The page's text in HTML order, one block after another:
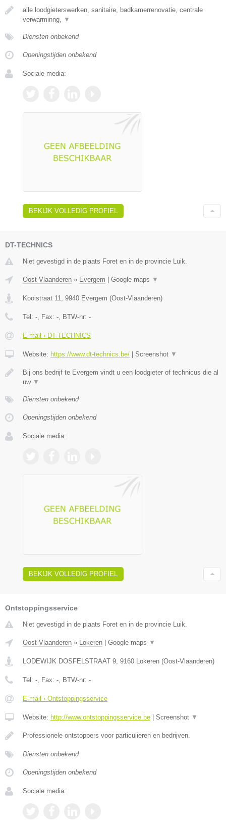
alle loodgieterswerken, sanitaire, badkamerrenovatie, centrale
verwarminng,
▼
Diensten onbekend
Openingstijden onbekend
Sociale media:
BEKIJK VOLLEDIG PROFIEL
DT-TECHNICS
Niet gevestigd in de plaats Foret en in de provincie Luik.
Oost-Vlaanderen » Evergem Google maps ▼
Kooistraat 11, 9940 Evergem (Oost-Vlaanderen)
Tel: -, Fax: -, BTW-nr: -
E-mail › DT-TECHNICS
Website: https://www.dt-technics.be/ Screenshot ▼
Bij ons bedrijf te Evergem vindt u een loodgieter of technicus die al
uw ▼
Diensten onbekend
Openingstijden onbekend
Sociale media:
BEKIJK VOLLEDIG PROFIEL
Ontstoppingsservice
Niet gevestigd in de plaats Foret en in de provincie Luik.
Oost-Vlaanderen » Lokeren Google maps ▼
LODEWIJK DOSFELSTRAAT 9, 9160 Lokeren (Oost-Vlaanderen)
Tel: -, Fax: -, BTW-nr: -
E-mail › Ontstoppingsservice
Website: http://www.ontstoppingsservice.be Screenshot ▼
Professionele ontstoppers voor particulieren en bedrijven.
Diensten onbekend
Openingstijden onbekend
Sociale media: